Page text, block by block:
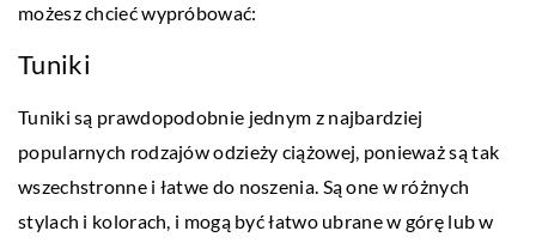
możesz chcieć wypróbować:
Tuniki
Tuniki są prawdopodobnie jednym z najbardziej
popularnych rodzajów odzieży ciążowej, ponieważ są tak
wszechstronne i łatwe do noszenia. Są one w różnych
stylach i kolorach, i mogą być łatwo ubrane w górę lub w